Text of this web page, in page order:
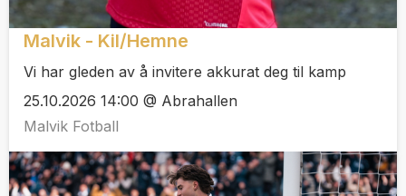
Malvik - Kil/Hemne
Vi har gleden av å invitere akkurat deg til kamp
25.10.2026 14:00 @ Abrahallen
Malvik Fotball